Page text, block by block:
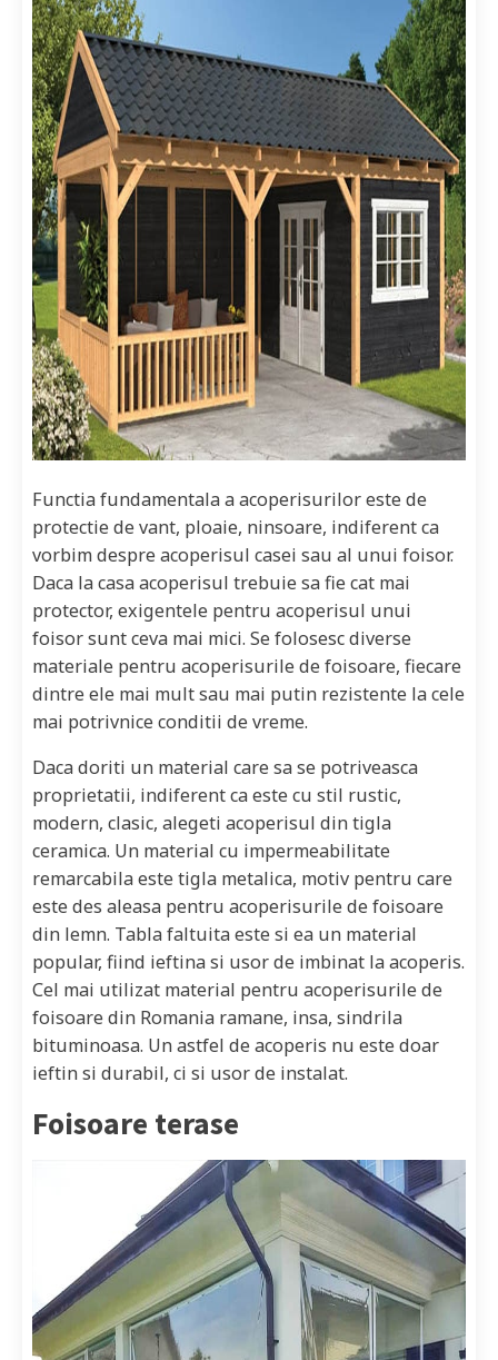
Functia fundamentala a acoperisurilor este de
protectie de vant, ploaie, ninsoare, indiferent ca
vorbim despre acoperisul casei sau al unui foisor.
Daca la casa acoperisul trebuie sa fie cat mai
protector, exigentele pentru acoperisul unui
foisor sunt ceva mai mici. Se folosesc diverse
materiale pentru acoperisurile de foisoare, fiecare
dintre ele mai mult sau mai putin rezistente la cele
mai potrivnice conditii de vreme.
Daca doriti un material care sa se potriveasca
proprietatii, indiferent ca este cu stil rustic,
modern, clasic, alegeti acoperisul din tigla
ceramica. Un material cu impermeabilitate
remarcabila este tigla metalica, motiv pentru care
este des aleasa pentru acoperisurile de foisoare
din lemn. Tabla faltuita este si ea un material
popular, fiind ieftina si usor de imbinat la acoperis.
Cel mai utilizat material pentru acoperisurile de
foisoare din Romania ramane, insa, sindrila
bituminoasa. Un astfel de acoperis nu este doar
ieftin si durabil, ci si usor de instalat.
Foisoare terase